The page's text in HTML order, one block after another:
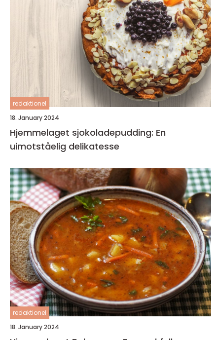
redaktionel
18. January 2024
Hjemmelaget sjokoladepudding: En
uimotståelig delikatesse
redaktionel
18. January 2024